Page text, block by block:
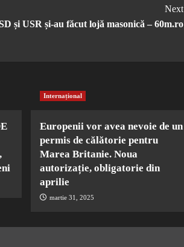
Next
și USR și-au făcut lojă masonică – 60m.ro
Internațional
Europenii vor avea nevoie de un
permis de călătorie pentru
Marea Britanie. Noua
autorizație, obligatorie din
aprilie
martie 31, 2025